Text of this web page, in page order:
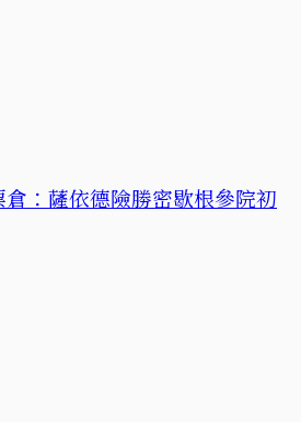
：薩依德險勝密歇根參院初